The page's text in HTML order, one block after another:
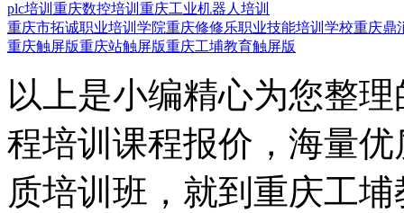
plc培训 重庆数控培训 重庆工业机器人培训
重庆市拓诚职业培训学院重庆修修乐职业技能培训学校重庆鼎
重庆触屏版重庆站触屏版重庆工埔教育触屏版
以上是小编精心为您整
程培训课程报价，海量
质培训班，就到重庆工